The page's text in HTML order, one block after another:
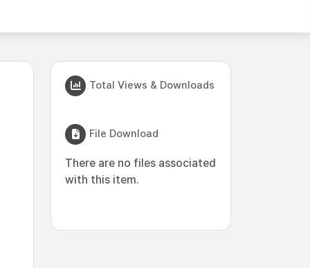
Total Views & Downloads
File Download
There are no files associated
with this item.